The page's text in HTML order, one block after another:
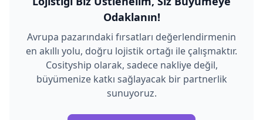
Odaklanın!
Avrupa pazarındaki fırsatları değerlendirmenin
en akıllı yolu, doğru lojistik ortağı ile çalışmaktır.
Cosityship olarak, sadece nakliye değil,
büyümenize katkı sağlayacak bir partnerlik
sunuyoruz.